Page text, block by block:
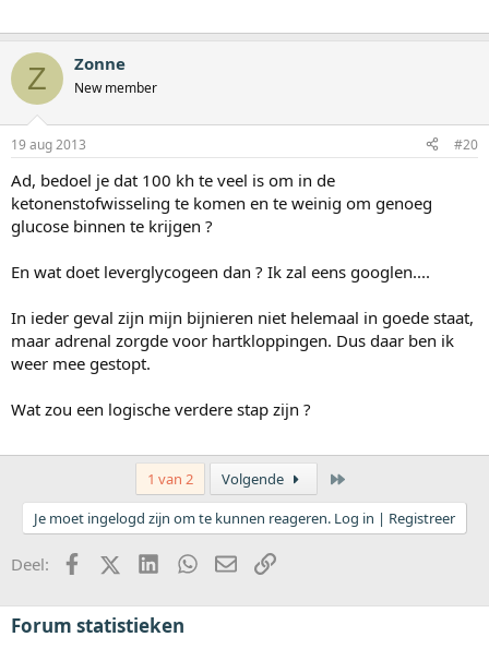
Z Zonne
New member
19 aug 2013 #20
Ad, bedoel je dat 100 kh te veel is om in de
ketonenstofwisseling te komen en te weinig om genoeg
glucose binnen te krijgen ?
En wat doet leverglycogeen dan ? Ik zal eens googlen....
In ieder geval zijn mijn bijnieren niet helemaal in goede staat,
maar adrenal zorgde voor hartkloppingen. Dus daar ben ik
weer mee gestopt.
Wat zou een logische verdere stap zijn ?
1 van 2 Volgende
Je moet ingelogd zijn om te kunnen reageren. Log in | Registreer
Deel: FacebookX (Twitter)LinkedInWhatsApp
E-mailkoppeling
Forum statistieken